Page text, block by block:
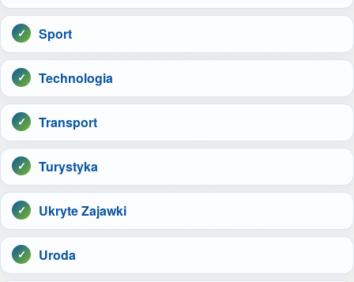
Sport
Technologia
Transport
Turystyka
Ukryte Zajawki
Uroda